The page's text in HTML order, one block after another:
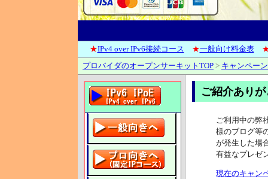
★IPv4 over IPv6接続コース ★一般向け料金表
プロバイダのオープンサーキットTOP > キャンペー
ご紹介あり
ご利用中の弊
様のブログ等
が発生した場
有益なプレゼ
現在のキャン